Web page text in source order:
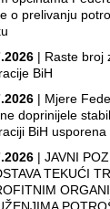
o prelivanju
| Raste broj
BiH
| Mjere
doprinijele
BiH
| JAVNI
TEKUĆI